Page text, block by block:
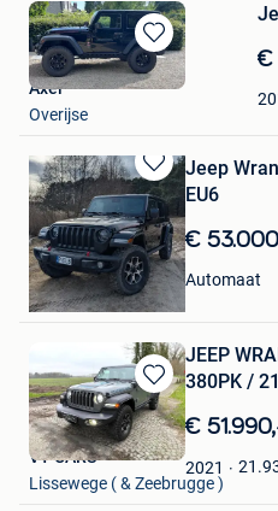
Bewaren
in
€
Axel
Overijse
Bewaren
Mijn
Favorieten
Jeep
EU6
€
Automaat
Igor
Miedzychod
Bewaren
in
Mijn
Favorieten
JEEP
380PK /
€
2021
VT CARS
Lissewege ( & Zeebrugge )